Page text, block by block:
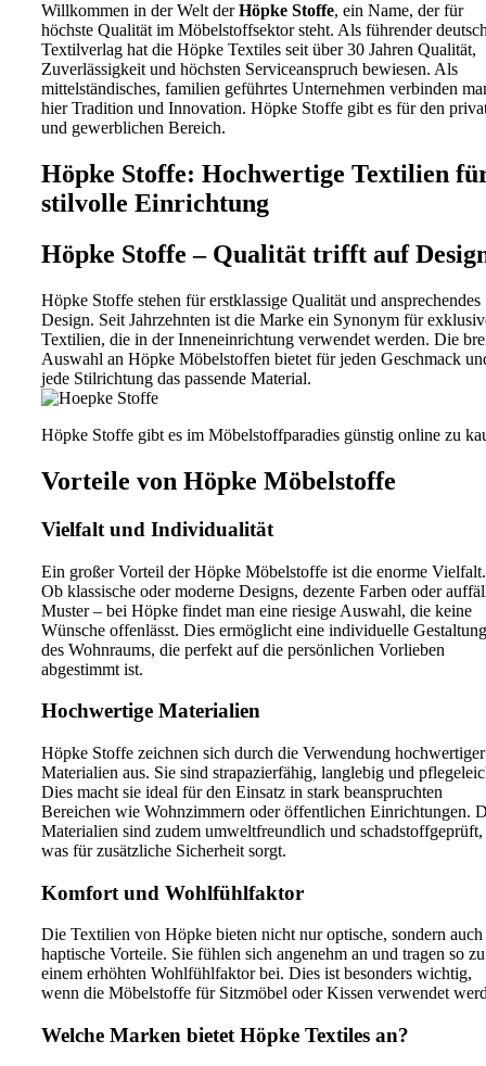
Willkommen in der Welt derHöpke Stoffe, ein Name, der für
höchste Qualität im Möbelstoffsektor steht. Als führender
Textilverlag hat die Höpke Textiles seit über 30 Jahren Qualität,
Zuverlässigkeit und höchsten Serviceanspruch bewiesen. Als
mittelständisches, familien geführtes Unternehmen verbinden
hier Tradition und Innovation. Höpke Stoffe gibt es für den
und gewerblichen Bereich.
Höpke Stoffe: Hochwertige Textilien
stilvolle Einrichtung
Höpke Stoffe – Qualität trifft auf
Höpke Stoffe stehen für erstklassige Qualität und ansprechendes
Design. Seit Jahrzehnten ist die Marke ein Synonym für
Textilien, die in der Inneneinrichtung verwendet werden. Die
Auswahl an Höpke Möbelstoffen bietet für jeden Geschmack
jede Stilrichtung das passende Material.
Höpke Stoffe gibt es im Möbelstoffparadies günstig online zu
Vorteile von Höpke Möbelstoffe
Vielfalt und Individualität
Ein großer Vorteil der Höpke Möbelstoffe ist die enorme Vielfalt.
Ob klassische oder moderne Designs, dezente Farben oder
Muster – bei Höpke findet man eine riesige Auswahl, die keine
Wünsche offenlässt. Dies ermöglicht eine individuelle Gestaltung
des Wohnraums, die perfekt auf die persönlichen Vorlieben
abgestimmt ist.
Hochwertige Materialien
Höpke Stoffe zeichnen sich durch die Verwendung hochwertiger
Materialien aus. Sie sind strapazierfähig, langlebig und
Dies macht sie ideal für den Einsatz in stark beanspruchten
Bereichen wie Wohnzimmern oder öffentlichen Einrichtungen.
Materialien sind zudem umweltfreundlich und schadstoffgeprüft,
was für zusätzliche Sicherheit sorgt.
Komfort und Wohlfühlfaktor
Die Textilien von Höpke bieten nicht nur optische, sondern auch
haptische Vorteile. Sie fühlen sich angenehm an und tragen so zu
einem erhöhten Wohlfühlfaktor bei. Dies ist besonders wichtig,
wenn die Möbelstoffe für Sitzmöbel oder Kissen verwendet
Welche Marken bietet Höpke Textiles an?